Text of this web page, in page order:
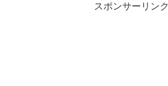
スポンサーリンク